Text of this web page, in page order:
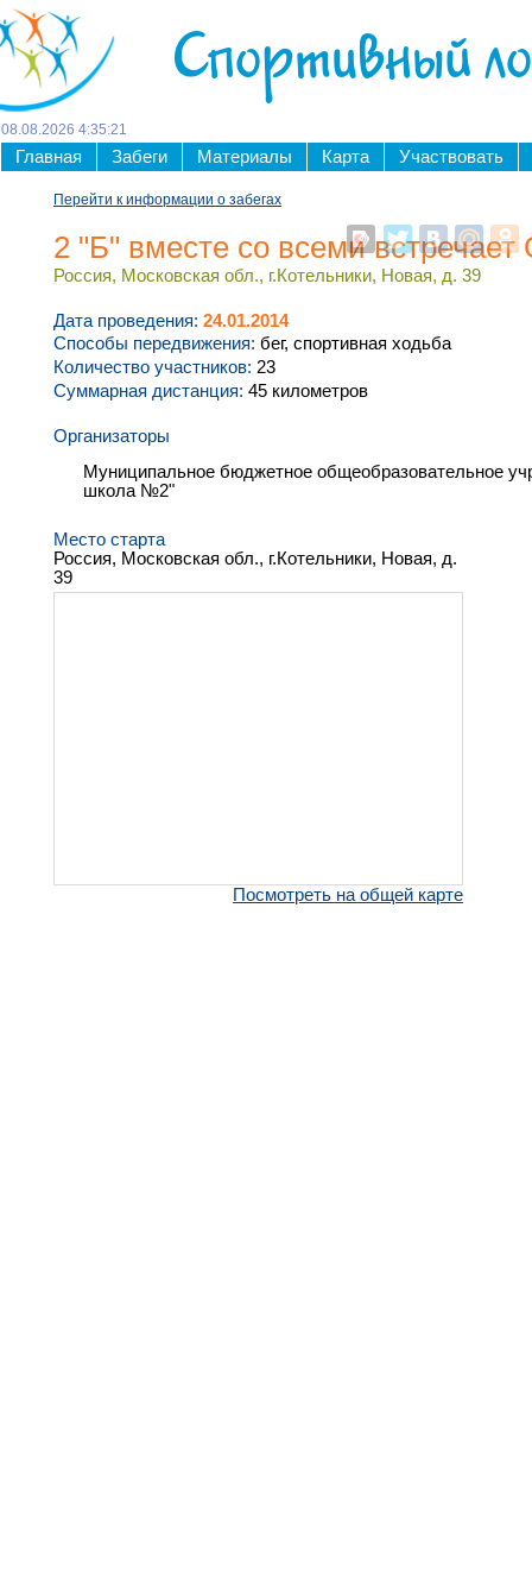
Спортивный
08 08 2026 4:35:21
Главная Забеги Материалы Карта Участвовать
Перейти к информации о забегах
2 "Б" вместе со всеми
Россия, Московская обл., г.Котельники, Новая, д. 39
Дата проведения: 24.01.2014
Способы передвижения: бег, спортивная ходьба
Количество участников: 23
Суммарная дистанция: 45 километров
Организаторы
Муниципальное бюджетное общеобразовательное
школа №2"
Место старта
Россия, Московская обл., г.Котельники, Новая, д.
39
Посмотреть на общей карте